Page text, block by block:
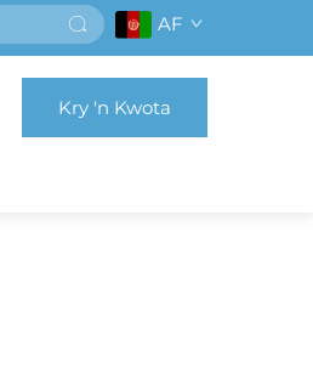
AF
Kry 'n Kwota